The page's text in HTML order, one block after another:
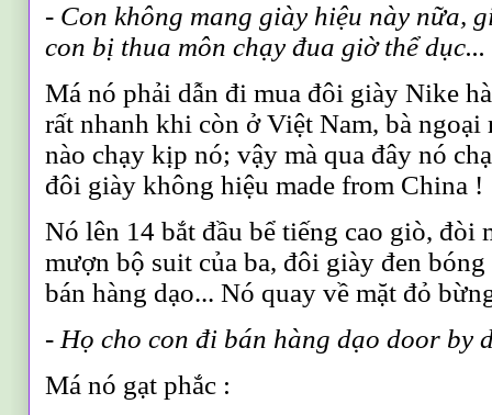
- Con không mang giày hiệu này nữa,
con bị thua môn chạy đua giờ thể dục...
Má nó phải dẫn đi mua đôi giày Nike
rất nhanh khi còn ở Việt Nam, bà
nào chạy kịp nó; vậy mà qua đâynó
đôi giày không hiệumade from China !
Nó lên 14 bắt đầu bể tiếng cao giò, đòi
mượn bộ suit của ba, đôi giày đen
bán hàng dạo... Nó quay về mặt đỏ
- Họ cho con đi bán hàng dạo door by
Má nó gạt phắc :